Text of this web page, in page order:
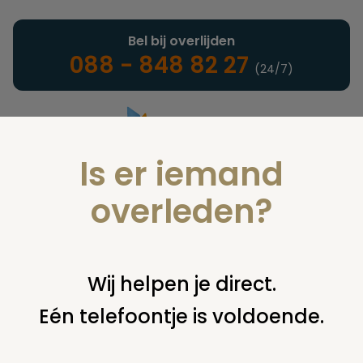
Landelijke uitvaartonderneming
Bel bij overlijden
088 - 848 82 27 (24/7)
U bent hier: home juridisch begraven grafsteen /
aansprakelijkheid schade vallende tak
Is er iemand
overleden?
Wij helpen je direct.
Eén telefoontje is voldoende.